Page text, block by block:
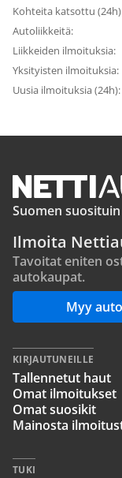
Kohteita katsottu
Autoliikkeitä:
Liikkeiden ilmoituksia:
Yksityisten ilmoituksia:
Uusia ilmoituksia (24h):
Suomen
Ilmoita
Tavoitat eniten
autokaupat.
Myy
KIRJAUTUNEILLE
Tallennetut haut
Omat ilmoitukset
Omat suosikit
Mainosta
TUKI